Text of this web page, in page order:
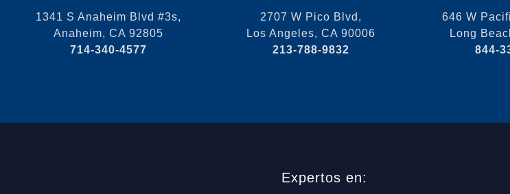
1341 S Anaheim Blvd #3s,
Anaheim, CA 92805
714-340-4577
2707 W Pico Blvd,
Los Angeles, CA 90006
213-788-9832
646 W
Long
844-
Expertos en: